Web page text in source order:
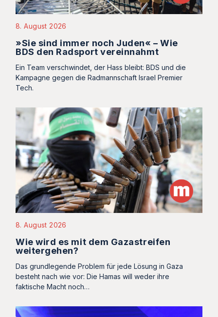
8. August 2026
»Sie sind immer noch Juden« – Wie
BDS den Radsport vereinnahmt
Ein Team verschwindet, der Hass bleibt: BDS und die
Kampagne gegen die Radmannschaft Israel Premier
Tech.
8. August 2026
Wie wird es mit dem Gazastreifen
weitergehen?
Das grundlegende Problem für jede Lösung in Gaza
besteht nach wie vor: Die Hamas will weder ihre
faktische Macht noch…